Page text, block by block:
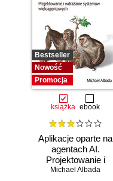
Bestseller
Nowość
Promocja
książka ebook
Aplikacje oparte na
agentach AI.
Projektowanie i
wdrażanie
Michael Albada